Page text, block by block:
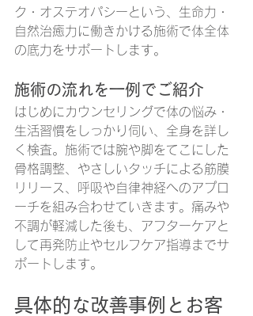
ク・オステオパシーという、生命力・
自然治癒力に働きかける施術で体全体
の底力をサポートします。
施術の流れを一例でご紹介
はじめにカウンセリングで体の悩み・
生活習慣をしっかり伺い、全身を詳し
く検査。施術では腕や脚をてこにした
骨格調整、やさしいタッチによる筋膜
リリース、呼吸や自律神経へのアプロ
ーチを組み合わせていきます。痛みや
不調が軽減した後も、アフターケアと
して再発防止やセルフケア指導までサ
ポートします。
具体的な改善事例とお客